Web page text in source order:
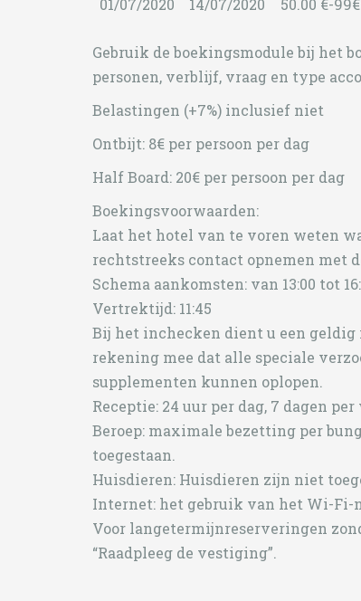
01/07/2020
14/07/2020 50.00 €-99€
Gebruik de boekingsmodule bij het
personen, verblijf, vraag en type
Belastingen (+7%) inclusief niet
Ontbijt: 8€ per persoon per dag
Half Board: 20€ per persoon per dag
Boekingsvoorwaarden:
Laat het hotel van te voren weten
rechtstreeks contact opnemen met
Schema aankomsten: van 13:00 tot
Vertrektijd: 11:45
Bij het inchecken dient u een
rekening mee dat alle speciale
supplementen kunnen oplopen.
Receptie: 24 uur per dag, 7 dagen
Beroep: maximale bezetting per
toegestaan.
Huisdieren: Huisdieren zijn niet
Internet: het gebruik van het Wi-Fi-
Voor langetermijnreserveringen
“Raadpleeg de vestiging”.